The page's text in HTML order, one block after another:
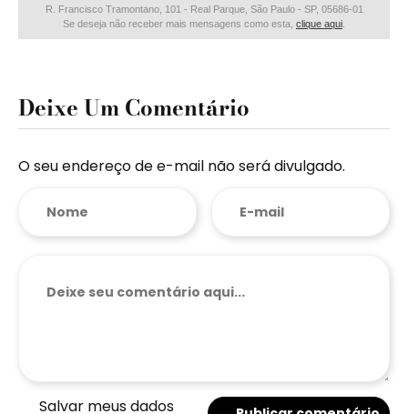
Deixe Um Comentário
O seu endereço de e-mail não será divulgado.
Salvar meus dados